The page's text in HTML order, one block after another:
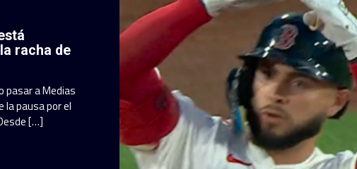
racha de
pasar a Medias
la pausa por el
[…]